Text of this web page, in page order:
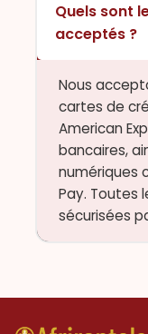
Quels sont
acceptés ?
Nous
cartes de
American
bancaires,
numériques
Pay. Toutes
sécurisées